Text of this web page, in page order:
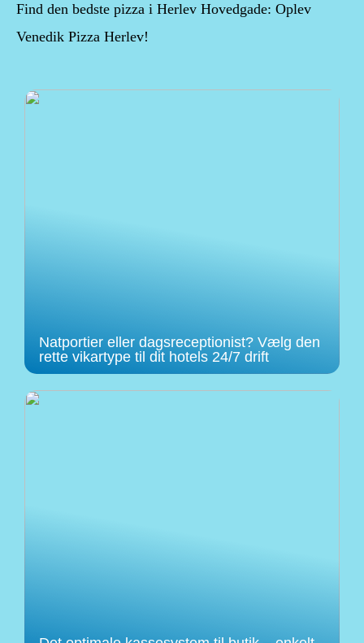
Find den bedste pizza i Herlev Hovedgade: Oplev
Venedik Pizza Herlev!
Natportier eller dagsreceptionist? Vælg den
rette vikartype til dit hotels 24/7 drift